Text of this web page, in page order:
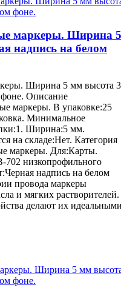
маркеры. Ширина 5
надпись на белом
Ширина 5 мм высота
Описание
маркеры. В упаковке:25
Минимальное
Ширина:5 мм.
на складе:Нет. Категория
маркеры. Для:Карты.
702 низкопрофильного
надпись на белом
провода маркеры
и мягких растворителей.
делают их